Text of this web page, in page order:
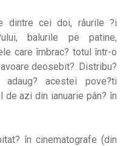
dintre cei doi, râurile ?i
balurile pe patine,
care îmbrac? totul într-o
deosebit?. Distribu?
acestei pove?ti
azi din ianuarie pân? în
în cinematografe (din